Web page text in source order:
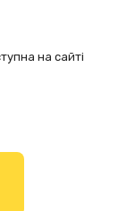
на сайті